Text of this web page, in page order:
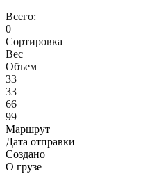
Всего:
0
Сортировка
Вес
Объем
33
33
66
99
Маршрут
Дата отправки
Создано
О грузе